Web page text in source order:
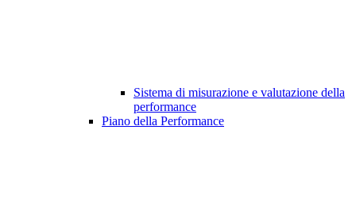
Sistema di misurazione e valutazione della
performance
Piano della Performance